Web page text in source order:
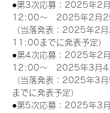
●第3次応募：2025年2月
12:00～　2025年2月
（当落発表：2025年2月
11:00までに発表予定）
●第4次応募：2025年2月
12:00～　2025年3月
（当落発表：2025年3
までに発表予定）
●第5次応募：2025年3